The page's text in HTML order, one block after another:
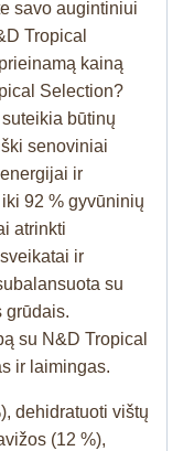
savo augintiniui
Tropical
kainą
Selection?
būtinų
senoviniai
ir
92 % gyvūninių
atrinkti
ir
su
grūdais.
su N&D Tropical
ir laimingas.
dehidratuoti vištų
(12 %),